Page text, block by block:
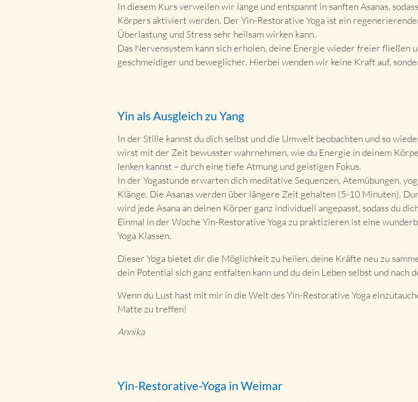
In diesem Kurs verweilen wir lange und entspannt in sanften Asanas,
Körpers aktiviert werden. Der Yin-Restorative Yoga ist ein
Überlastung und Stress sehr heilsam wirken kann.
Das Nervensystem kann sich erholen, deine Energie wieder freier
geschmeidiger und beweglicher. Hierbei wenden wir keine Kraft auf,
Yin als Ausgleich zu Yang
In der Stille kannst du dich selbst und die Umwelt beobachten und so
wirst mit der Zeit bewusster wahrnehmen, wie du Energie in deinem
lenken kannst – durch eine tiefe Atmung und geistigen Fokus.
In der Yogastunde erwarten dich meditative Sequenzen, Atemübungen,
Klänge. Die Asanas werden über längere Zeit gehalten (5-10 Minuten).
wird jede Asana an deinen Körper ganz individuell angepasst, sodass du
Einmal in der Woche Yin-Restorative Yoga zu praktizieren ist eine
Yoga Klassen.
Dieser Yoga bietet dir die Möglichkeit zu heilen, deine Kräfte neu zu
dein Potential sich ganz entfalten kann und du dein Leben selbst und nach
Wenn du Lust hast mit mir in die Welt des Yin-Restorative Yoga
Matte zu treffen!
Annika
Yin-Restorative-Yoga in Weimar